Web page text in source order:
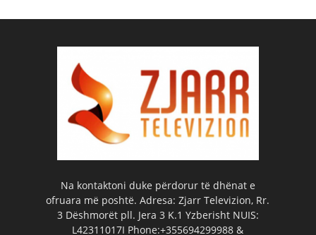
Na kontaktoni duke përdorur të dhënat e
ofruara më poshtë. Adresa: Zjarr Televizion, Rr.
3 Dëshmorët pll. Jera 3 K.1 Yzberisht NUIS:
L42311017I Phone:+355694299988 &